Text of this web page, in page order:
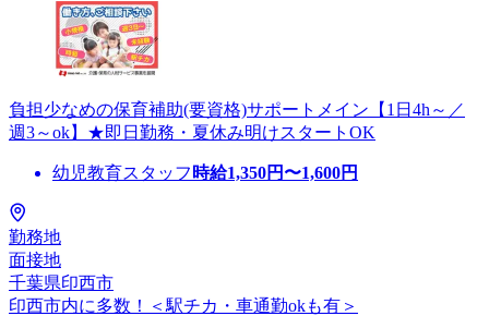
負担少なめの保育補助(要資格)サポートメイン【1日4h～／
週3～ok】★即日勤務・夏休み明けスタートOK
幼児教育スタッフ 時給1,350円〜1,600円
勤務地
面接地
千葉県印西市
印西市内に多数！＜駅チカ・車通勤okも有＞